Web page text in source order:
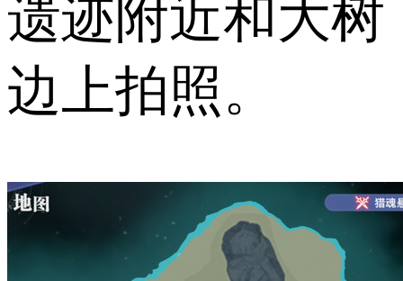
遗迹附近和大树
边上拍照。